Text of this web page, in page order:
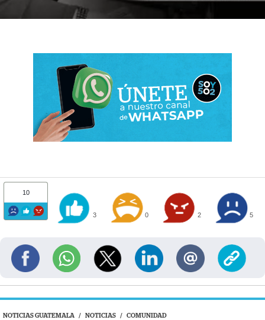
10
3 0 2 5
NOTICIAS GUATEMALA / NOTICIAS / COMUNIDAD